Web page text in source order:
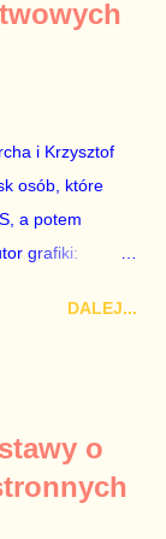
osoby w
ale też
jest
o
czasu,
a
i Krzysztof
osób, które
a potem
grafiki:
przypadków
Skarbu
zarządy
partyjne.
DALEJ...
o